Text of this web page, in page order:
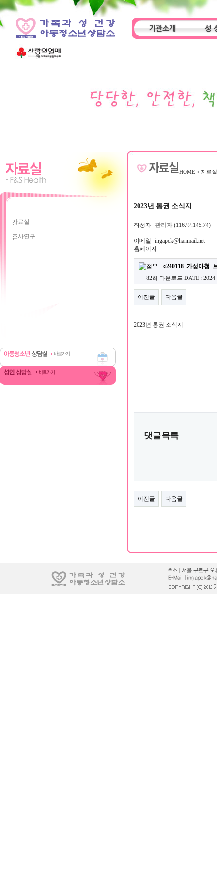
기관소개 성
자료실
조사연구
HOME > 자료
2023년 통권 소식지
작성자 관리자 (116.♡.145.74)
이메일
ingapok@hanmail.net
홈페이지
○240118_가성아청_
82회 다운로드 DATE :
이전글 다음글
2023년 통권 소식지
댓글목록
이전글 다음글